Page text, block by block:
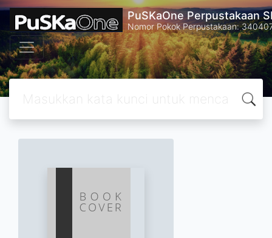
PuSKaOne Perpustakaan
Nomor Pokok Perpustakaan: